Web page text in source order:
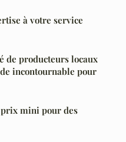
à votre service
de producteurs locaux
incontournable pour
prix mini pour des